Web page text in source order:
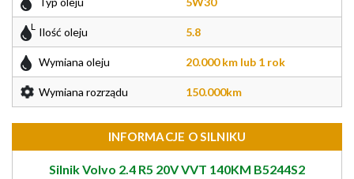
Ilość oleju 5.8
Wymiana oleju 20.000 km lub 1 rok
Wymiana rozrządu 150.000km
INFORMACJE O SILNIKU
Silnik Volvo 2.4 R5 20V VVT 140KM B5244S2